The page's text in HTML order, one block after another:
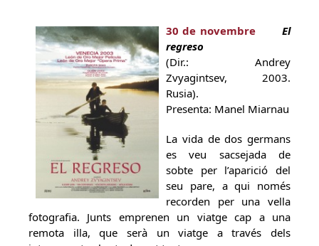
30 de novembreEl
regreso
(Dir.: Andrey
Zvyagintsev, 2003.
Rusia).
Presenta: Manel Miarnau
La vida de dos germans
es veu sacsejada de
sobte per l’aparició del
seu pare, a qui només
recorden per una vella
fotografia. Junts emprenen un viatge cap a una
remota illa, que serà un viatge a través dels